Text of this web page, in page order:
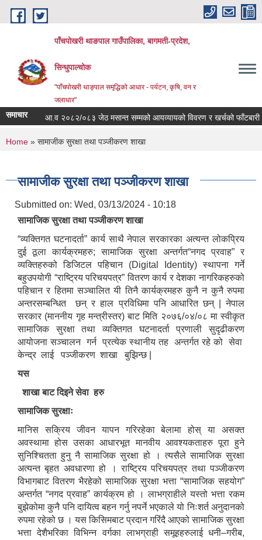
Skip to main content
पाँचपोखरी थाङपाल गाउँपालिका, बागमती-प्रदेश,
सिन्धुपाल्चोक
"पाँचपोखरी थाङ्पाल समृद्धिको आधार - पर्यटन, कृषि, वन र
जलाधार"
समाचारआ.व २०८२/०८३ जेठ मसान्त सम्मको आयव्यायको विवरण र खर्चको फाँटबारी ।
You are here
Home » सामाजीक सुरक्षा तथा पञ्जीकरण शाखा
सामाजीक सुरक्षा तथा पञ्जीकरण शाखा
Submitted on: Wed, 03/13/2024 - 10:18
सामाजिक सुरक्षा तथा पञ्जीकरण शाखा
“व्यक्तिगत घटनादर्ता” कार्य साथै नेपाल सरकारका अत्यन्त लोकप्रिय
दुई ठूला कार्यक्रमहरु; सामाजिक सुरक्षा अन्तर्गत“नगद प्रवाह” र
व्यक्तिहरुको डिजिटल पहिचान (Digital Identity) स्थापना गर्ने
बहुउपयोगी “राष्ट्रिय परिचयपत्र” वितरण कार्य र देशका नागरिकहरुको
पहिचान र हितमा सञ्चालित यी तिनै कार्यक्रमहरु कुनै न कुनै रुपमा
अन्तरसम्बन्धित छन् र हाल प्रविधिमा पनि आधारित छन् | नेपाल
सरकार (माननीय गृह मन्त्रीस्तर) बाट मिति २०७६/०४/०८ मा स्वीकृत
सामाजिक सुरक्षा तथा व्यक्तिगत घटनादर्ता प्रणाली सुदृढीकरण
आयोजना सञ्चालन गर्न प्रत्येक स्थानीय तह अन्तर्गत रहे को सेवा
केन्द्र लाई पञ्जीकरण शाखा बुझिन्छ |
यस
शाखा बाट दिइने सेवा हरु
सामाजिक सुरक्षाः
मानिस सक्रिय जीवन यापन गरिरहेका बेलामा होस् या असक्त
अवस्थामा होस उसका आधारभूत मानवीय आवश्यकताहरु पूरा हुने
सुनिश्चितता हुनु नै सामाजिक सुरक्षा हो । त्यसैले सामाजिक सुरक्षा
अत्यन्त बृहत अवधारणा हो । राष्ट्रिय परिचयपत्र तथा पञ्जीकरण
विभागबाट वितरण भैरहेको सामाजिक सुरक्षा भत्ता “सामाजिक सहयोग”
अन्तर्गत “नगद प्रवाह” कार्यक्रम हो । लाभग्राहीले यस्तो भत्ता रकम
बुझेकोमा कुनै पनि दायित्व बहन गर्नु नपर्ने भएकाले यो निःशर्त अनुदानको
रुपमा रहेको छ । यस किसिमबाट प्रदान गरिंदै आएको सामाजिक सुरक्षा
भत्ता देशैभरिका विभिन्न वर्गका लाभग्राही समूहहरुलाई धनी–गरीब,